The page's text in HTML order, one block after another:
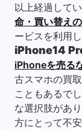
以上経過して
命・買い替え
ービスを利用
iPhone14
iPhoneを売る
古スマホの買
こともあるで
な選択肢があ
方にとって不安